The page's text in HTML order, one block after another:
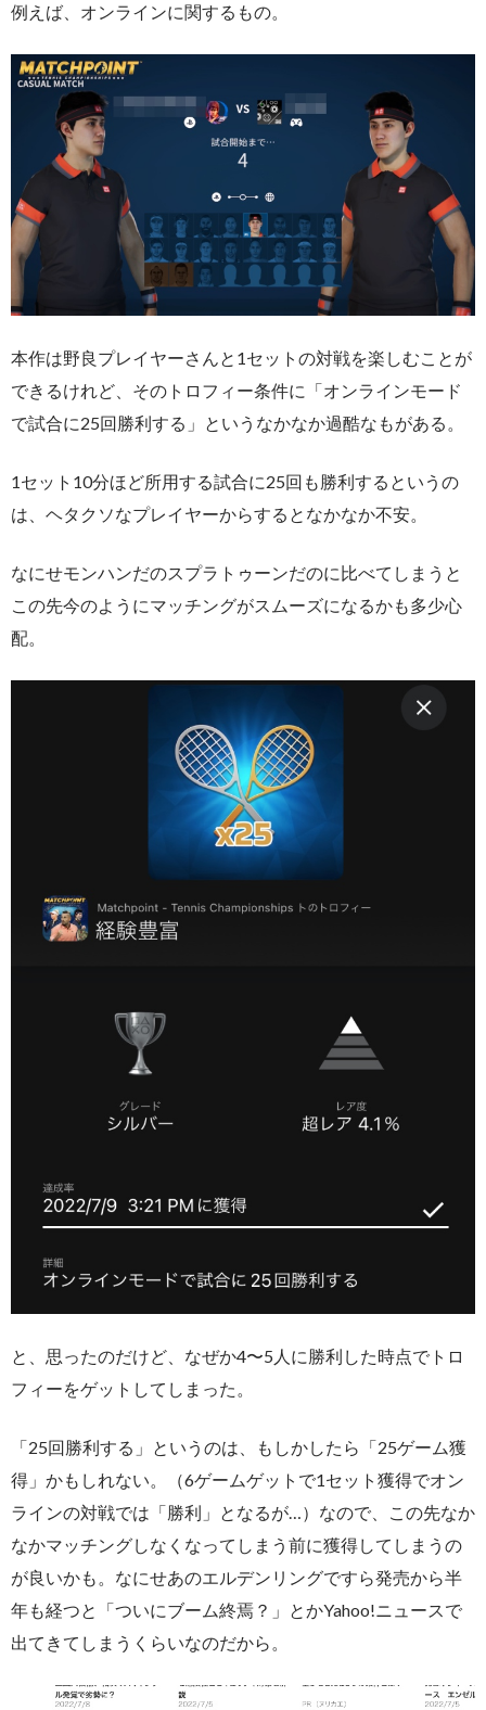
例えば、オンラインに関するもの。
本作は野良プレイヤーさんと1セットの対戦を楽しむことが
できるけれど、そのトロフィー条件に「オンラインモード
で試合に25回勝利する」というなかなか過酷なもがある。
1セット10分ほど所用する試合に25回も勝利するというの
は、ヘタクソなプレイヤーからするとなかなか不安。
なにせモンハンだのスプラトゥーンだのに比べてしまうと
この先今のようにマッチングがスムーズになるかも多少心
配。
と、思ったのだけど、なぜか4〜5人に勝利した時点でトロ
フィーをゲットしてしまった。
「25回勝利する」というのは、もしかしたら「25ゲーム獲
得」かもしれない。（6ゲームゲットで1セット獲得でオン
ラインの対戦では「勝利」となるが…）なので、この先なか
なかマッチングしなくなってしまう前に獲得してしまうの
が良いかも。なにせあのエルデンリングですら発売から半
年も経つと「ついにブーム終焉？」とかYahoo!ニュースで
出てきてしまうくらいなのだから。